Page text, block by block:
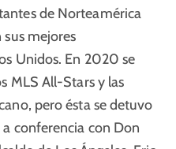
de Norteamérica
mejores
Unidos. En 2020 se
MLS All-Stars y las
pero ésta se detuvo
conferencia con Don